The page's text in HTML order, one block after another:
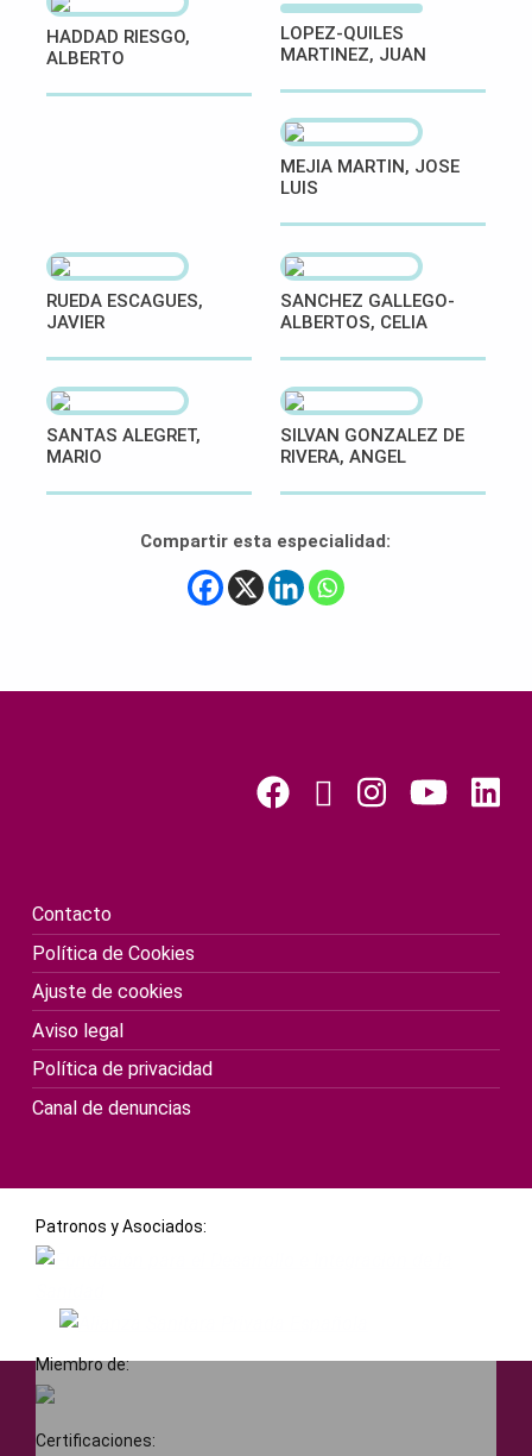
HADDAD RIESGO,
ALBERTO
LOPEZ-QUILES
MARTINEZ, JUAN
MEJIA MARTIN, JOSE
LUIS
RUEDA ESCAGUES,
JAVIER
SANCHEZ GALLEGO-
ALBERTOS, CELIA
SANTAS ALEGRET,
MARIO
SILVAN GONZALEZ DE
RIVERA, ANGEL
Compartir esta especialidad:
Contacto
Política de Cookies
Ajuste de cookies
Aviso legal
Política de privacidad
Canal de denuncias
Patronos y Asociados:
Miembro de:
Certificaciones: